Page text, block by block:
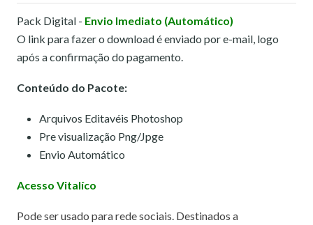
Pack Digital - Envio Imediato (Automático)
O link para fazer o download é enviado por e-mail, logo
após a confirmação do pagamento.
Conteúdo do Pacote:
Arquivos Editavéis Photoshop
Pre visualização Png/Jpge
Envio Automático
Acesso Vitalíco
Pode ser usado para rede sociais. Destinados a